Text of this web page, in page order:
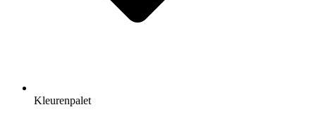
Kleurenpalet